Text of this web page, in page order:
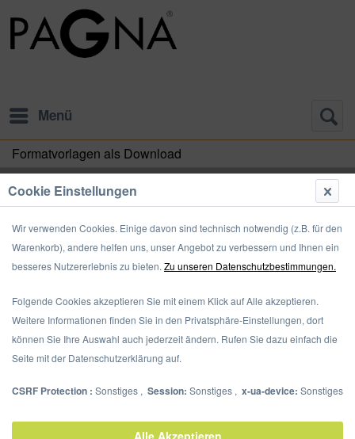
Menü
Formatvorlagen als Download
Formatvorlagen als Download
Zum Beschriften Ihrer PAGNA Produkte
Deskorganizer 12-teilig (44133)
Cookie Einstellungen
Wir verwenden Cookies. Einige davon sind technisch notwendig (z.B. für den
Warenkorb), andere helfen uns, unser Angebot zu verbessern und Ihnen ein
besseres Nutzererlebnis zu bieten. Zu unseren Datenschutzbestimmungen.
Folgende Cookies akzeptieren Sie mit einem Klick auf Alle akzeptieren.
Weitere Informationen finden Sie in den Privatsphäre-Einstellungen, dort
können Sie Ihre Auswahl auch jederzeit ändern. Rufen Sie dazu einfach die
Seite mit der Datenschutzerklärung auf.
CSRF Protection : Sonstiges , Session: Sonstiges , x-ua-device: Sonstiges
Alle Akzeptieren